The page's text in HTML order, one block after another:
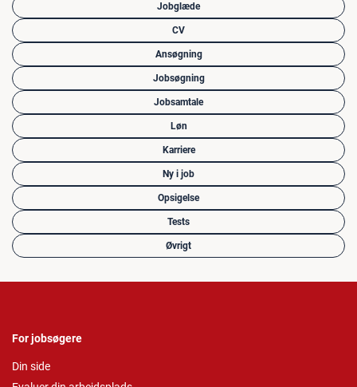
Jobglæde
CV
Ansøgning
Jobsøgning
Jobsamtale
Løn
Karriere
Ny i job
Opsigelse
Tests
Øvrigt
For jobsøgere
Din side